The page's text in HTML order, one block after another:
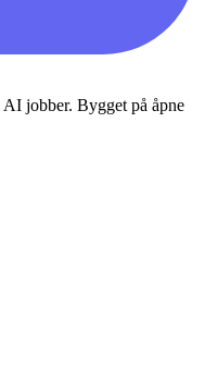
jobber. Bygget på åpne